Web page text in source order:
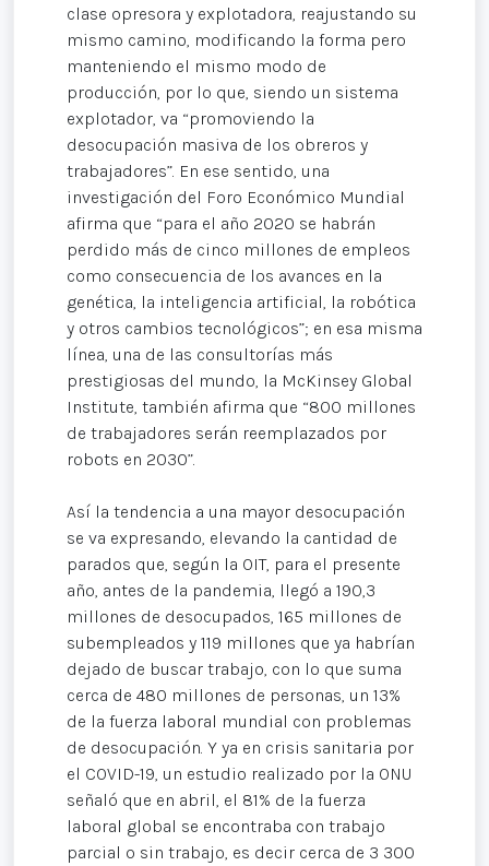
clase opresora y explotadora, reajustando su
mismo camino, modificando la forma pero
manteniendo el mismo modo de
producción, por lo que, siendo un sistema
explotador, va “promoviendo la
desocupación masiva de los obreros y
trabajadores”. En ese sentido, una
investigación del Foro Económico Mundial
afirma que “para el año 2020 se habrán
perdido más de cinco millones de empleos
como consecuencia de los avances en la
genética, la inteligencia artificial, la robótica
y otros cambios tecnológicos”; en esa misma
línea, una de las consultorías más
prestigiosas del mundo, la McKinsey Global
Institute, también afirma que “800 millones
de trabajadores serán reemplazados por
robots en 2030”.
Así la tendencia a una mayor desocupación
se va expresando, elevando la cantidad de
parados que, según la OIT, para el presente
año, antes de la pandemia, llegó a 190,3
millones de desocupados, 165 millones de
subempleados y 119 millones que ya habrían
dejado de buscar trabajo, con lo que suma
cerca de 480 millones de personas, un 13%
de la fuerza laboral mundial con problemas
de desocupación. Y ya en crisis sanitaria por
el COVID-19, un estudio realizado por la ONU
señaló que en abril, el 81% de la fuerza
laboral global se encontraba con trabajo
parcial o sin trabajo, es decir cerca de 3 300